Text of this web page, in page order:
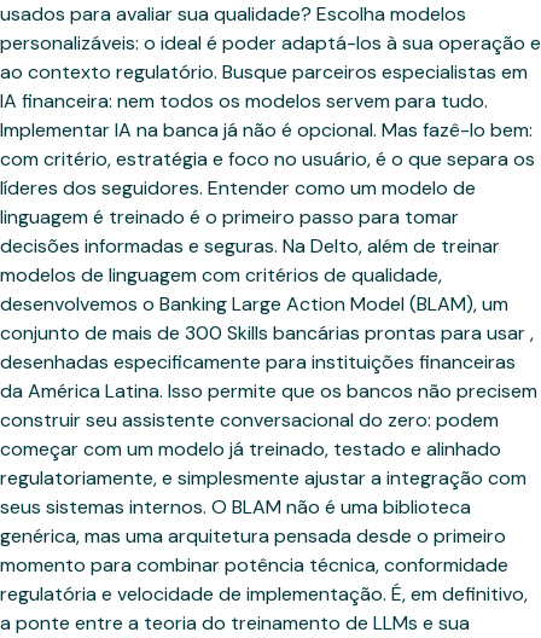
usados para avaliar sua qualidade? Escolha modelos
personalizáveis: o ideal é poder adaptá-los à sua operação e
ao contexto regulatório. Busque parceiros especialistas em
IA financeira: nem todos os modelos servem para tudo.
Implementar IA na banca já não é opcional. Mas fazê-lo bem:
com critério, estratégia e foco no usuário, é o que separa os
líderes dos seguidores. Entender como um modelo de
linguagem é treinado é o primeiro passo para tomar
decisões informadas e seguras. Na Delto, além de treinar
modelos de linguagem com critérios de qualidade,
desenvolvemos o Banking Large Action Model (BLAM), um
conjunto de mais de 300 Skills bancárias prontas para usar ,
desenhadas especificamente para instituições financeiras
da América Latina. Isso permite que os bancos não precisem
construir seu assistente conversacional do zero: podem
começar com um modelo já treinado, testado e alinhado
regulatoriamente, e simplesmente ajustar a integração com
seus sistemas internos. O BLAM não é uma biblioteca
genérica, mas uma arquitetura pensada desde o primeiro
momento para combinar potência técnica, conformidade
regulatória e velocidade de implementação. É, em definitivo,
a ponte entre a teoria do treinamento de LLMs e sua